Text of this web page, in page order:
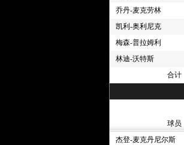
4节 00:39
4节 01:12
4节 01:31
乔丹-麦克劳林
凯利-奥利尼克
梅森-普拉姆利
林迪-沃特斯
合计
球员
杰登-麦克丹尼尔斯